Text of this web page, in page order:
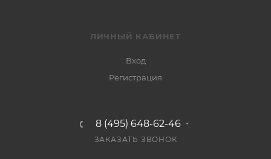
ЛИЧНЫЙ КАБИНЕТ
Вход
Регистрация
8 (495) 648-62-46
ЗАКАЗАТЬ ЗВОНОК